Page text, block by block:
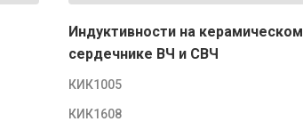
Индуктивности на керамическом
сердечнике ВЧ и СВЧ
КИК1005
КИК1608